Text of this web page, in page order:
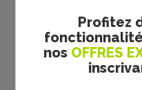
Profitez
nos OFFRES